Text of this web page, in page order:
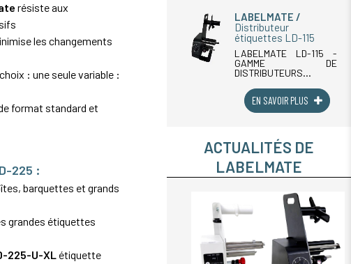
résiste aux
les changements
: une seule variable :
format standard et
225 :
barquettes et grands
grandes étiquettes
225-U-XL étiquette
Il permet de gérer les
(...)
LABELMATE
Distributeur
étiquettes LD-115
LABELMATE LD-115 -
GAMME DE
DISTRIBUTEURS
D'ÉTIQUETTES JUSQU'À
115 MMLa gamme
distributeurs
distributeurs
automatiques conçus
pour distribuer (...)
EN SAVOIR PLUS
ACTUALITÉS DE
LABELMATE